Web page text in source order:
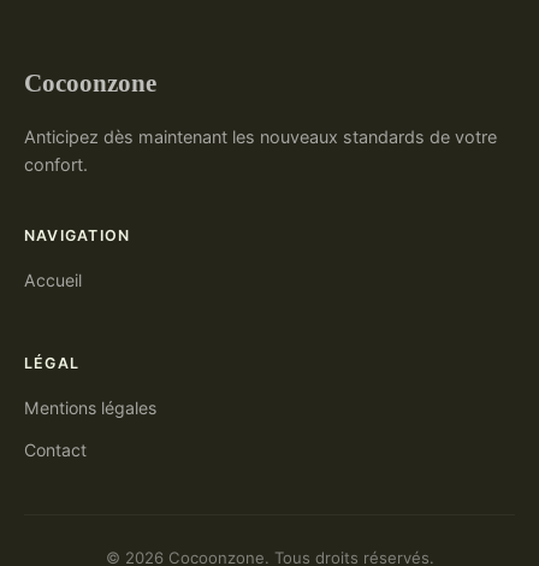
Cocoonzone
Anticipez dès maintenant les nouveaux standards de votre
confort.
NAVIGATION
Accueil
LÉGAL
Mentions légales
Contact
© 2026 Cocoonzone. Tous droits réservés.